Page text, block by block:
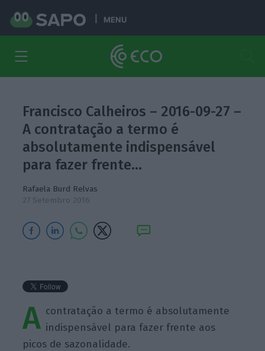
MENU
Francisco Calheiros – 2016-09-27 –
A contratação a termo é
absolutamente indispensável
para fazer frente…
Rafaela Burd Relvas
27 Setembro 2016
A contratação a termo é absolutamente
indispensável para fazer frente aos
picos de sazonalidade.